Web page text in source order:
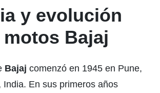
y evolución
Bajaj
Bajaj comenzó en 1945 en Pune,
India. En sus primeros años